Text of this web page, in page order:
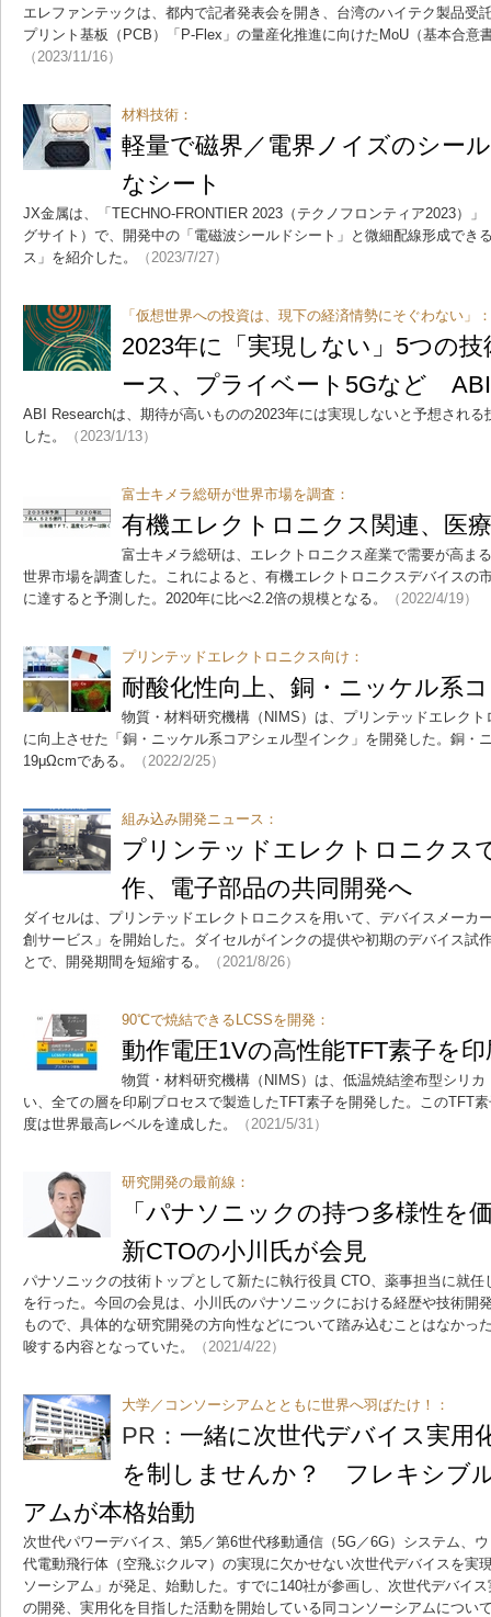
エレファンテックは、都内で記者発表会を開き、台湾のハイテク製品受
プリント基板（PCB）「P-Flex」の量産化推進に向けたMoU（基本合意
（2023/11/16）
材料技術：
軽量で磁界／電界ノイズのシー
なシート
JX金属は、「TECHNO-FRONTIER 2023（テクノフロンティア2023）
グサイト）で、開発中の「電磁波シールドシート」と微細配線形成でき
ス」を紹介した。
（2023/7/27）
「仮想世界への投資は、現下の経済情勢にそぐわない」：
2023年に「実現しない」5つの
ース、プライベート5Gなど
ABI Researchは、期待が高いものの2023年には実現しないと予想され
した。
（2023/1/13）
富士キメラ総研が世界市場を調査：
有機エレクトロニクス関連、医
富士キメラ総研は、エレクトロニクス産業で需要が高ま
世界市場を調査した。これによると、有機エレクトロニクスデバイスの
に達すると予測した。2020年に比べ2.2倍の規模となる。
（2022/4/19）
プリンテッドエレクトロニクス向け：
耐酸化性向上、銅・ニッケル系
物質・材料研究機構（NIMS）は、プリンテッドエレク
に向上させた「銅・ニッケル系コアシェル型インク」を開発した。銅・
19μΩcmである。
（2022/2/25）
組み込み開発ニュース：
プリンテッドエレクトロニクス
作、電子部品の共同開発へ
ダイセルは、プリンテッドエレクトロニクスを用いて、デバイスメーカ
創サービス」を開始した。ダイセルがインクの提供や初期のデバイス試
とで、開発期間を短縮する。
（2021/8/26）
90℃で焼結できるLCSSを開発：
動作電圧1Vの高性能TFT素子を
物質・材料研究機構（NIMS）は、低温焼結塗布型シリ
い、全ての層を印刷プロセスで製造したTFT素子を開発した。このTFT
度は世界最高レベルを達成した。
（2021/5/31）
研究開発の最前線：
「パナソニックの持つ多様性を
新CTOの小川氏が会見
パナソニックの技術トップとして新たに執行役員 CTO、薬事担当に就
を行った。今回の会見は、小川氏のパナソニックにおける経歴や技術開
もので、具体的な研究開発の方向性などについて踏み込むことはなかっ
唆する内容となっていた。
（2021/4/22）
大学／コンソーシアムとともに世界へ羽ばたけ！：
PR： 一緒に次世代デバイス実用
を制しませんか？ フレキシブ
アムが本格始動
次世代パワーデバイス、第5／第6世代移動通信（5G／6G）システム、
代電動飛行体（空飛ぶクルマ）の実現に欠かせない次世代デバイスを実
ソーシアム」が発足、始動した。すでに140社が参画し、次世代デバイ
の開発、実用化を目指した活動を開始している同コンソーシアムについ